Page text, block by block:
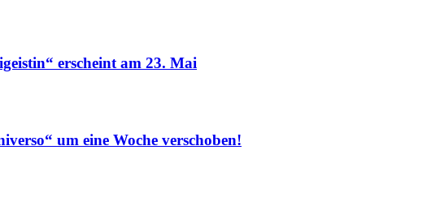
erscheint am 23. Mai
um eine Woche verschoben!